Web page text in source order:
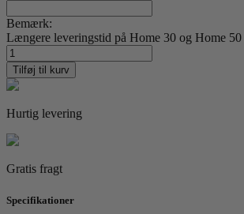
Bemærk:
Længere leveringstid på Home 30 og Home
New
York
29
antal
Tilføj til kurv
Hurtig levering
Gratis fragt
Specifikationer